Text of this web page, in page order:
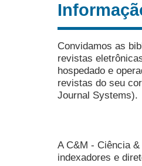
Convidamos as
revistas
hospedado e
revistas do seu
Journal Systems).
A C&M - Ciência
indexadores e